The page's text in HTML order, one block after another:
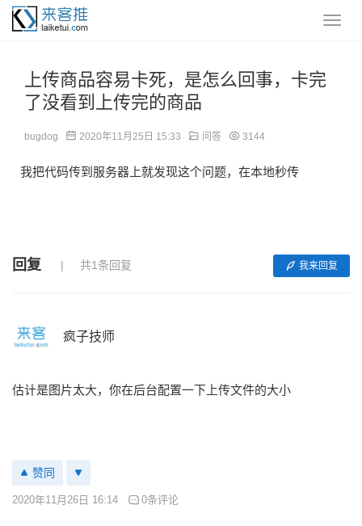
上传商品容易卡死，是怎么回事，卡完
了没看到上传完的商品
bugdog 2020年11月25日 15:33 问答 3144
我把代码传到服务器上就发现这个问题，在本地秒传
回复 共1条回复 我来回复
疯子技师
估计是图片太大，你在后台配置一下上传文件的大小
赞同
2020年11月26日 16:14 0条评论